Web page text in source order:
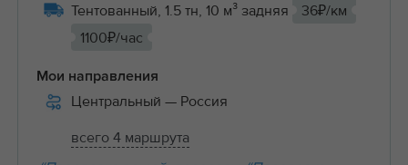
Тентованный, 1.5 тн, 10 м³ задняя
36₽/км
1100₽/час
Мои направления
Центральный — Россия
всего 4 маршрута